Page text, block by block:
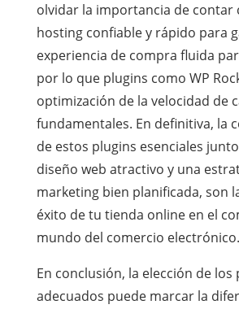
olvidar la importancia de contar
hosting confiable y rápido para
experiencia de compra fluida
por lo que plugins como WP
optimización de la velocidad de
fundamentales. En definitiva, la
de estos plugins esenciales
diseño web atractivo y una
marketing bien planificada, son
éxito de tu tienda online en el
mundo del comercio electrónico.
En conclusión, la elección de los
adecuados puede marcar la